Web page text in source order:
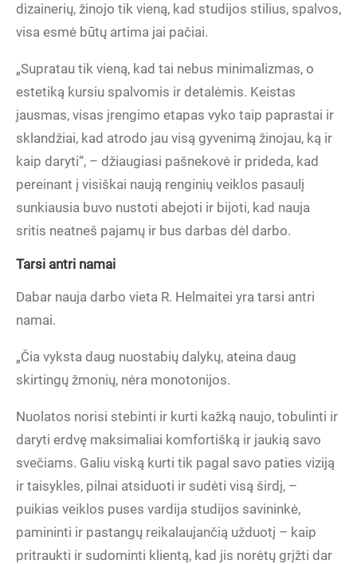
dizainerių, žinojo tik vieną, kad studijos stilius, spalvos,
visa esmė būtų artima jai pačiai.
„Supratau tik vieną, kad tai nebus minimalizmas, o
estetiką kursiu spalvomis ir detalėmis. Keistas
jausmas, visas įrengimo etapas vyko taip paprastai ir
sklandžiai, kad atrodo jau visą gyvenimą žinojau, ką ir
kaip daryti“, – džiaugiasi pašnekovė ir prideda, kad
pereinant į visiškai naują renginių veiklos pasaulį
sunkiausia buvo nustoti abejoti ir bijoti, kad nauja
sritis neatneš pajamų ir bus darbas dėl darbo.
Tarsi antri namai
Dabar nauja darbo vieta R. Helmaitei yra tarsi antri
namai.
„Čia vyksta daug nuostabių dalykų, ateina daug
skirtingų žmonių, nėra monotonijos.
Nuolatos norisi stebinti ir kurti kažką naujo, tobulinti ir
daryti erdvę maksimaliai komfortišką ir jaukią savo
svečiams. Galiu viską kurti tik pagal savo paties viziją
ir taisykles, pilnai atsiduoti ir sudėti visą širdį, –
puikias veiklos puses vardija studijos savininkė,
pamininti ir pastangų reikalaujančią užduotį – kaip
pritraukti ir sudominti klientą, kad jis norėtų grįžti dar